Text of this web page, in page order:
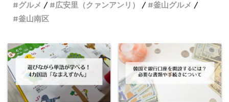
グルメ
広安里（クァンアンリ）
釜山グルメ
釜山南区